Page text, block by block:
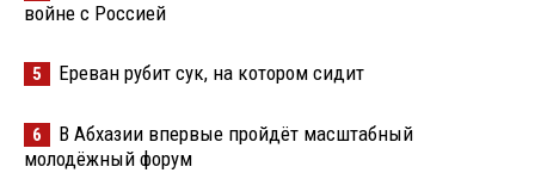
войне с Россией
5 Ереван рубит сук, на котором сидит
6
В Абхазии впервые пройдёт масштабный
молодёжный форум